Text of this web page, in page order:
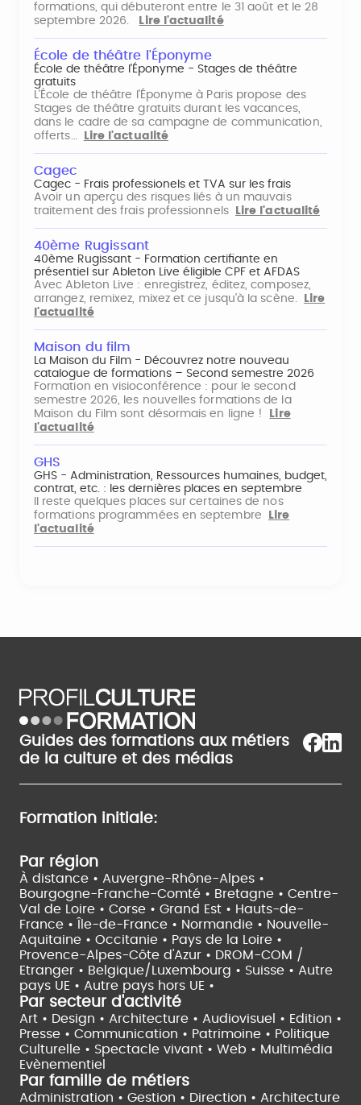
formations, qui débuteront entre le 31 août et le 28
septembre 2026.
Lire l'actualité
École de théâtre l'Éponyme
École de théâtre l'Éponyme - Stages de théâtre
gratuits
L'École de théâtre l'Éponyme à Paris propose des
Stages de théâtre gratuits durant les vacances,
dans le cadre de sa campagne de communication,
offerts…
Lire l'actualité
Cagec
Cagec - Frais professionels et TVA sur les frais
Avoir un aperçu des risques liés à un mauvais
traitement des frais professionnels
Lire l'actualité
40ème Rugissant
40ème Rugissant - Formation certifiante en
présentiel sur Ableton Live éligible CPF et AFDAS
Avec Ableton Live : enregistrez, éditez, composez,
arrangez, remixez, mixez et ce jusqu'à la scène.
Lire
l'actualité
Maison du film
La Maison du Film - Découvrez notre nouveau
catalogue de formations – Second semestre 2026
Formation en visioconférence : pour le second
semestre 2026, les nouvelles formations de la
Maison du Film sont désormais en ligne !
Lire
l'actualité
GHS
GHS - Administration, Ressources humaines, budget,
contrat, etc. : les dernières places en septembre
Il reste quelques places sur certaines de nos
formations programmées en septembre
Lire
l'actualité
Guides des formations aux métiers
de la culture et des médias
Formation initiale:
Par région
À distance • Auvergne-Rhône-Alpes •
Bourgogne-Franche-Comté • Bretagne • Centre-
Val de Loire • Corse • Grand Est • Hauts-de-
France •
Île-de-France • Normandie • Nouvelle-
Aquitaine • Occitanie • Pays de la Loire •
Provence-Alpes-Côte d'Azur • DROM-COM /
Etranger • Belgique/Luxembourg • Suisse • Autre
pays UE • Autre pays hors UE •
Par secteur d'activité
Art • Design • Architecture • Audiovisuel • Edition •
Presse • Communication • Patrimoine • Politique
Culturelle • Spectacle vivant • Web • Multimédia
Evènementiel
Par famille de métiers
Administration • Gestion • Direction • Architecture